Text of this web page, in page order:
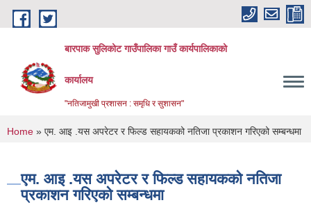
Skip to main content
बारपाक सुलिकोट गाउँपालिका गाउँ कार्यपालिकाको
कार्यालय
"नतिजामुखी प्रशासन : समृधि र सुशासन"
You are here
Home » एम. आइ .यस अपरेटर र फिल्ड सहायकको नतिजा प्रकाशन गरिएको सम्बन्धमा
एम. आइ .यस अपरेटर र फिल्ड सहायकको नतिजा
प्रकाशन गरिएको सम्बन्धमा